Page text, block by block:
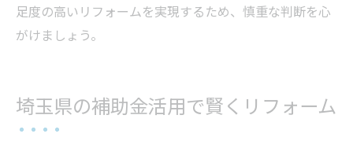
足度の高いリフォームを実現するため、慎重な判断を心
がけましょう。
埼玉県の補助金活用で賢くリフォーム